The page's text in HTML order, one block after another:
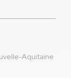
Aquitaine